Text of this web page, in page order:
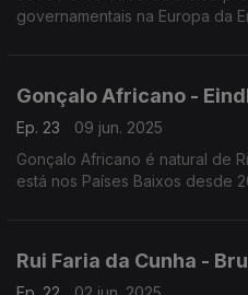
governamentais na Europa da
Gonçalo Africano -
Ep. 23
09 jun. 2025
Gonçalo Africano é natural de
está nos Países Baixos desde
Rui Faria da Cunha -